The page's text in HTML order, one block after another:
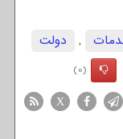
,
دولت
(0)
X